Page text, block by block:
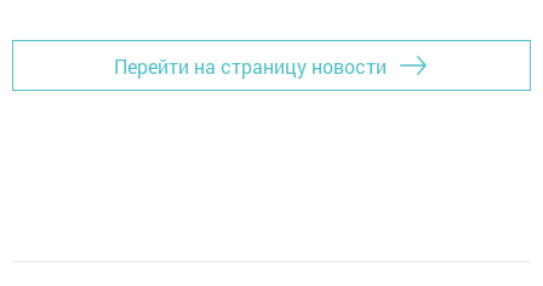
Перейти на страницу новости